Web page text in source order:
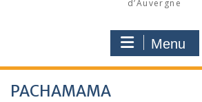
d’Auvergne
Menu
PACHAMAMA